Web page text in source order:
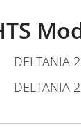
DELTANIA
DELTANIA